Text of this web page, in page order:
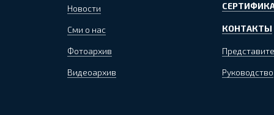
Новости
Сми о нас
Фотоархив
Видеоархив
КОНТАКТЫ
Руководство